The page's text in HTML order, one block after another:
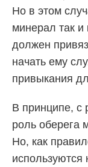
Но в этом
минерал так и
должен
начать ему
привыкания
В принципе, с
роль оберега
Но, как